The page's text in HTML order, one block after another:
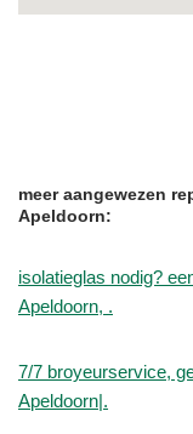
meer aangewezen
Apeldoorn:
isolatieglas nodig?
Apeldoorn, .
7/7 broyeurservice,
Apeldoorn|.